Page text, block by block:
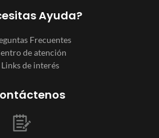
Ayuda?
Frecuentes
de atención
Links de interés